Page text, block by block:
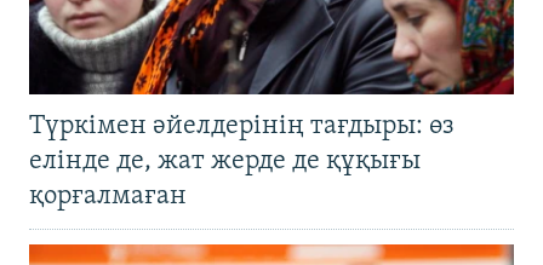
Түркімен әйелдерінің тағдыры: өз
елінде де, жат жерде де құқығы
қорғалмаған